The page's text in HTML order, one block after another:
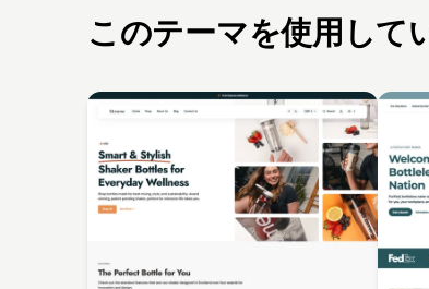
このテーマを使用して